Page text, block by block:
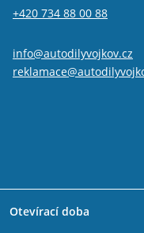
+420 734 88 00 88
info@autodilyvojkov.cz
Otevírací doba